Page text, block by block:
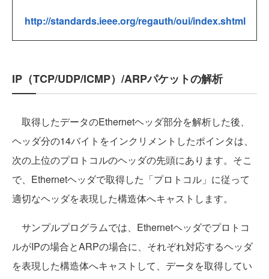
http://standards.ieee.org/regauth/oui/index.shtml
IP（TCP/UDP/ICMP）/ARPパケットの解析
取得したデータのEthernetヘッダ部分を解析した後、
ヘッダ分の14バイトをインクリメントしたポインタは、
次の上位のプロトコルのヘッダの先頭にあります。そこ
で、Ethernetヘッダで取得した「プロトコル」に従って
適切なヘッダを表現した構造体へキャストします。
サンプルプログラムでは、Ethernetヘッダでプロトコ
ルがIPの場合とARPの場合に、それぞれ対応するヘッダ
を表現した構造体へキャストして、データを取得してい